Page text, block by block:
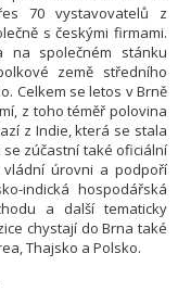
70 vystavovatelů z
s českými firmami.
na společném stánku
země středního
Celkem se letos v Brně
z toho téměř polovina
z Indie, která se stala
zúčastní také oficiální
úrovni a podpoří
indická hospodářská
a další tematicky
chystají do Brna také
Thajsko a Polsko.